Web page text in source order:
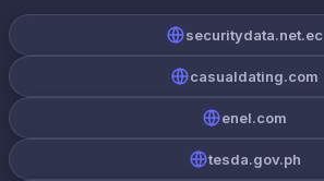
securitydata.net.ec
casualdating.com
enel.com
tesda.gov.ph